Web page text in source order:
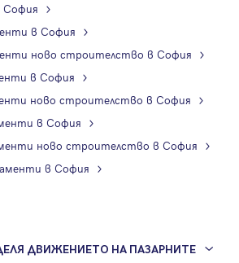
в София
ново строителство в София
в София
ново строителство в София
в София
ново строителство в София
в София
ДВИЖЕНИЕТО НА ПАЗАРНИТЕ